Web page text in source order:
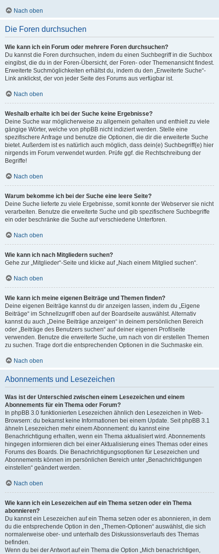
Nach oben
Die Foren durchsuchen
Wie kann ich ein Forum oder mehrere Foren durchsuchen?
Du kannst die Foren durchsuchen, indem du einen Suchbegriff in die Suchbox
eingibst, die du in der Foren-Übersicht, der Foren- oder Themenansicht findest.
Erweiterte Suchmöglichkeiten erhältst du, indem du den „Erweiterte Suche“-
Link anklickst, der von jeder Seite des Forums aus verfügbar ist.
Nach oben
Weshalb erhalte ich bei der Suche keine Ergebnisse?
Deine Suche war möglicherweise zu allgemein gehalten und enthielt zu viele
gängige Wörter, welche von phpBB nicht indiziert werden. Stelle eine
spezifischere Anfrage und benutze die Optionen, die dir die erweiterte Suche
bietet. Außerdem ist es natürlich auch möglich, dass dein(e) Suchbegriff(e) hier
nirgends im Forum verwendet wurden. Prüfe ggf. die Rechtschreibung der
Begriffe!
Nach oben
Warum bekomme ich bei der Suche eine leere Seite?
Deine Suche lieferte zu viele Ergebnisse, somit konnte der Webserver sie nicht
verarbeiten. Benutze die erweiterte Suche und gib spezifischere Suchbegriffe
ein oder beschränke die Suche auf verschiedene Unterforen.
Nach oben
Wie kann ich nach Mitgliedern suchen?
Gehe zur „Mitglieder“-Seite und klicke auf „Nach einem Mitglied suchen“.
Nach oben
Wie kann ich meine eigenen Beiträge und Themen finden?
Deine eigenen Beiträge kannst du dir anzeigen lassen, indem du „Eigene
Beiträge“ im Schnellzugriff oben auf der Boardseite auswählst. Alternativ
kannst du auch „Deine Beiträge anzeigen“ in deinem persönlichen Bereich
oder „Beiträge des Benutzers suchen“ auf deiner eigenen Profilseite
verwenden. Benutze die erweiterte Suche, um nach von dir erstellen Themen
zu suchen. Trage dort die entsprechenden Optionen in die Suchmaske ein.
Nach oben
Abonnements und Lesezeichen
Was ist der Unterschied zwischen einem Lesezeichen und einem
Abonnements für ein Thema oder Forum?
In phpBB 3.0 funktionierten Lesezeichen ähnlich den Lesezeichen in Web-
Browsern: du bekamst keine Informationen bei einem Update. Seit phpBB 3.1
ähneln Lesezeichen mehr einem Abonnement: du kannst eine
Benachrichtigung erhalten, wenn ein Thema aktualisiert wird. Abonnements
hingegen informieren dich bei einer Aktualisierung eines Themas oder eines
Forums des Boards. Die Benachrichtigungsoptionen für Lesezeichen und
Abonnements können im persönlichen Bereich unter „Benachrichtigungen
einstellen“ geändert werden.
Nach oben
Wie kann ich ein Lesezeichen auf ein Thema setzen oder ein Thema
abonnieren?
Du kannst ein Lesezeichen auf ein Thema setzen oder es abonnieren, in dem
du die entsprechende Option in den „Themen-Optionen“ auswählst, die sich
normalerweise ober- und unterhalb des Diskussionsverlaufs des Themas
befinden.
Wenn du bei der Antwort auf ein Thema die Option „Mich benachrichtigen,